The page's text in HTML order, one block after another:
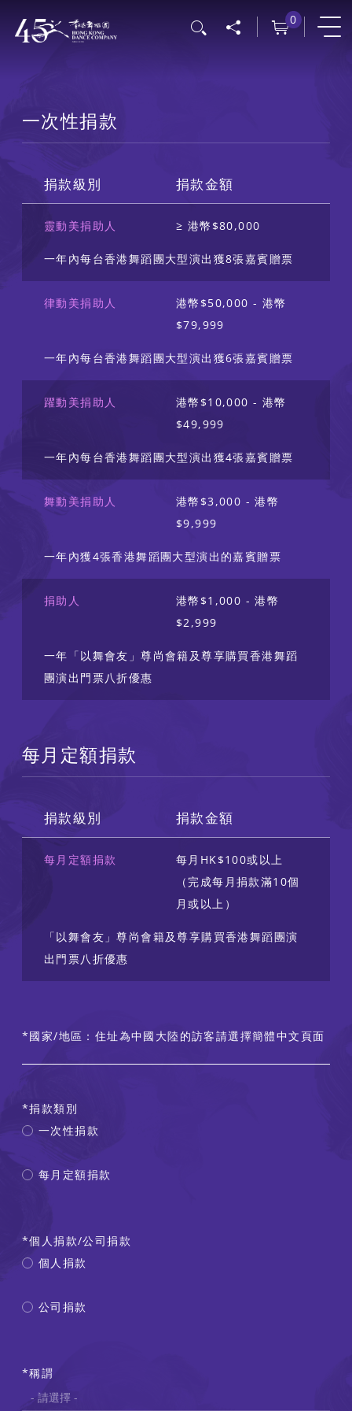
0
一次性捐款
捐款級別 捐款金額
靈動美捐助人 ≥ 港幣$80,000
一年內每台香港舞蹈團大型演出獲8張嘉賓贈票
律動美捐助人
港幣$50,000 - 港幣
$79,999
一年內每台香港舞蹈團大型演出獲6張嘉賓贈票
躍動美捐助人
港幣$10,000 - 港幣
$49,999
一年內每台香港舞蹈團大型演出獲4張嘉賓贈票
舞動美捐助人
港幣$3,000 - 港幣
$9,999
一年內獲4張香港舞蹈團大型演出的嘉賓贈票
捐助人
港幣$1,000 - 港幣
$2,999
一年「以舞會友」尊尚會籍及尊享購買香港舞蹈
團演出門票八折優惠
每月定額捐款
捐款級別 捐款金額
每月定額捐款
每月HK$100或以上
（完成每月捐款滿10個
月或以上）
「以舞會友」尊尚會籍及尊享購買香港舞蹈團演
出門票八折優惠
*國家/地區：住址為中國大陸的訪客請選擇簡體中文頁面
捐款類別
一次性捐款
每月定額捐款
個人捐款/公司捐款
個人捐款
公司捐款
稱謂